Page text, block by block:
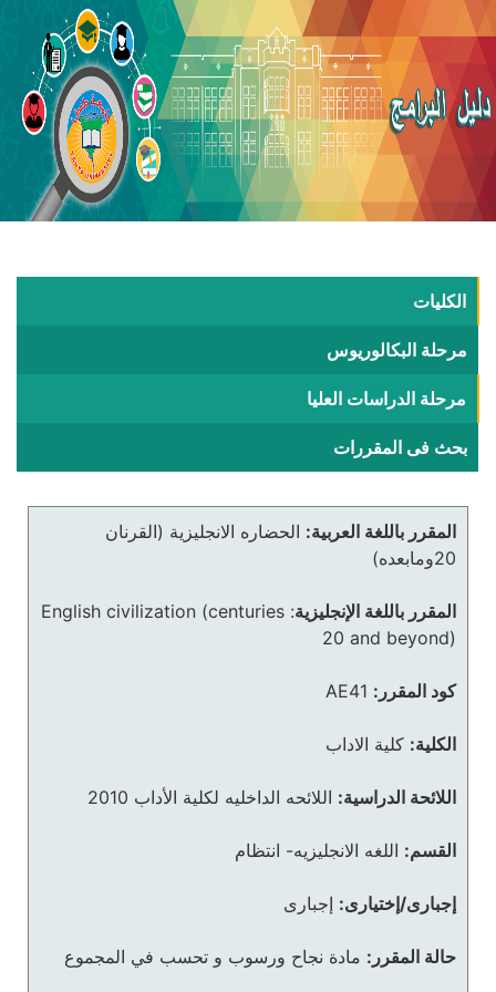
الكليات
مرحلة البكالوريوس
مرحلة الدراسات العليا
بحث فى المقررات
المقرر باللغة العربية: الحضاره الانجليزية (القرنان
20ومابعده)
المقرر باللغة الإنجليزية:
English civilization (centuries
20 and beyond)
كود المقرر: AE41
الكلية: كلية الاداب
اللائحة الدراسية: اللائحه الداخليه لكلية الأداب 2010
القسم: اللغه الانجليزيه- انتظام
إجبارى/إختيارى: إجبارى
حالة المقرر: مادة نجاح ورسوب و تحسب في المجموع